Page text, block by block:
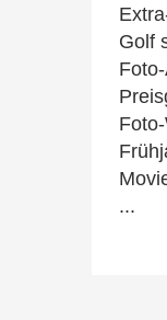
Golf
...